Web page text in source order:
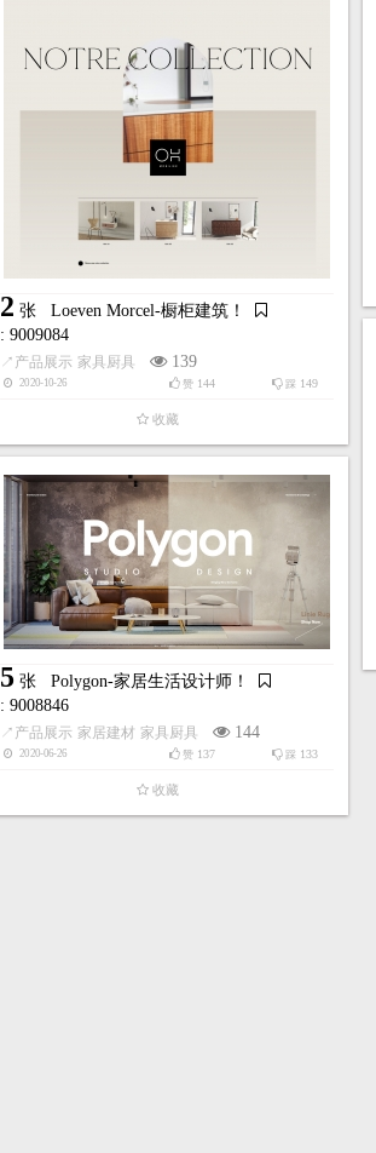
2 张 Loeven Morcel-橱柜建筑！
: 9009084
↗ 产品展示 家具厨具 139
2020-10-26 踩 149
赞 144
收藏
5 张 Polygon-家居生活设计师！
: 9008846
↗ 产品展示 家居建材 家具厨具 144
2020-06-26 踩 133
赞 137
收藏